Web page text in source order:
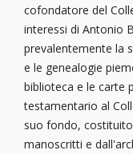
cofondatore del
interessi di Antonio
prevalentemente la
e le genealogie
biblioteca e le carte
testamentario al
suo fondo,
manoscritti e